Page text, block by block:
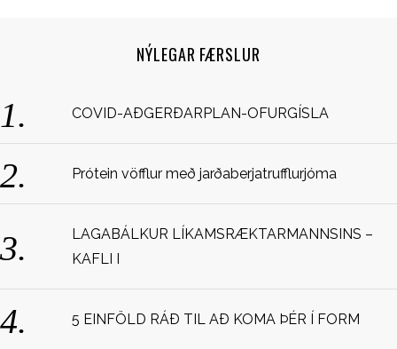
NÝLEGAR FÆRSLUR
COVID-AÐGERÐARPLAN-OFURGÍSLA
Prótein vöfflur með jarðaberjatrufflurjóma
LAGABÁLKUR LÍKAMSRÆKTARMANNSINS –
KAFLI I
5 EINFÖLD RÁÐ TIL AÐ KOMA ÞÉR Í FORM
S
r
f
o
: